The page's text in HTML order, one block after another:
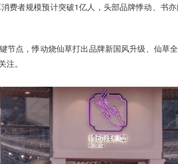
费者规模预计突破1亿人，头部品牌悸动、书
节点，悸动烧仙草打出品牌新国风升级、仙草
。